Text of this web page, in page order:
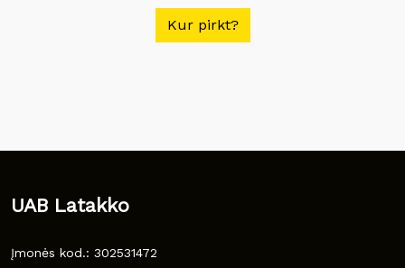
Kur pirkt?
UAB Latakko
Įmonės kod.: 302531472